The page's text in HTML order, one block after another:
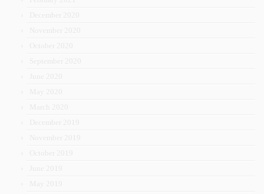
December 2020
November 2020
October 2020
September 2020
June 2020
May 2020
March 2020
December 2019
November 2019
October 2019
June 2019
May 2019